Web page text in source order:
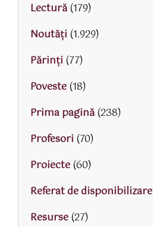
Lectură(179)
Noutăți (1.929)
Părinţi (77)
Poveste(18)
Prima pagină(238)
Profesori (70)
Proiecte(60)
Referat de disponibilizare
Resurse(27)